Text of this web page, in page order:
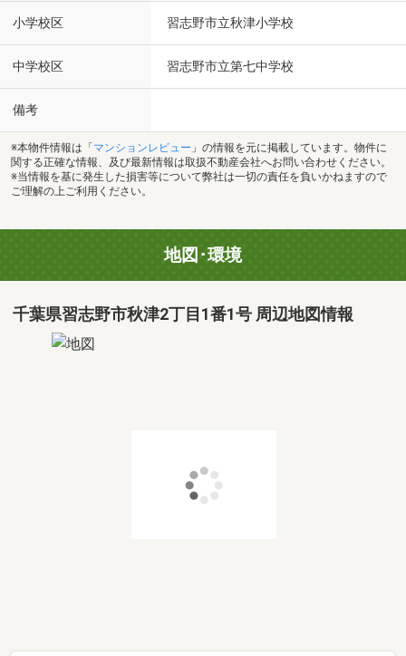
小学校区 習志野市立秋津小学校
中学校区 習志野市立第七中学校
備考
※本物件情報は「 マンションレビュー 」の情報を元に掲載しています。物件に
関する正確な情報、及び最新情報は取扱不動産会社へお問い合わせください。
※当情報を基に発生した損害等について弊社は一切の責任を負いかねますので
ご理解の上ご利用ください。
地図･環境
千葉県習志野市秋津2丁目1番1号 周辺地図情報